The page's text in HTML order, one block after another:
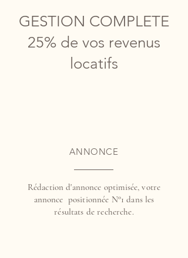
GESTION COMPLETE
25% de vos revenus
locatifs
ANNONCE
Rédaction d'annonce optimisée, votre
annonce positionnée N°1 dans les
résultats de recherche.